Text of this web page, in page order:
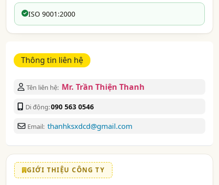
ISO 9001:2000
Thông tin liên hệ
Tên liên hệ: Mr. Trần Thiện Thanh
Di động:090 563 0546
Email: thanhksxdcd@gmail.com
GIỚI THIỆU CÔNG TY